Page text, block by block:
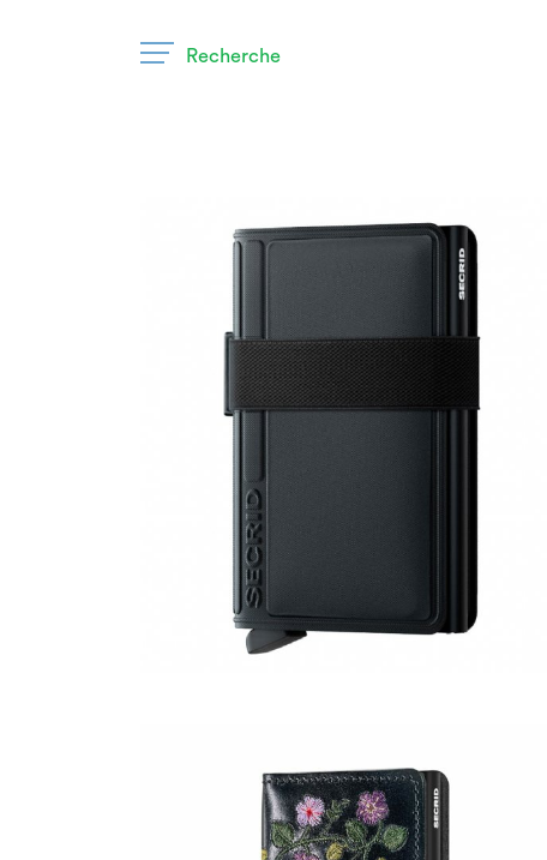
Recherche